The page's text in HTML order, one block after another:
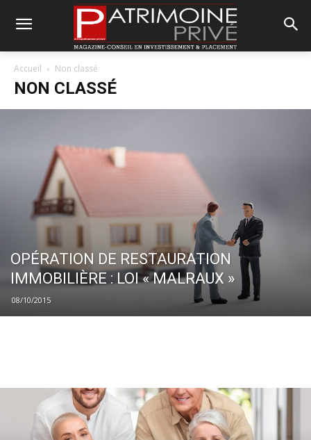
Accueil Non classé
NON CLASSÉ
OPÉRATION DE RESTAURATION
IMMOBILIÈRE : LOI « MALRAUX »
08/10/2015